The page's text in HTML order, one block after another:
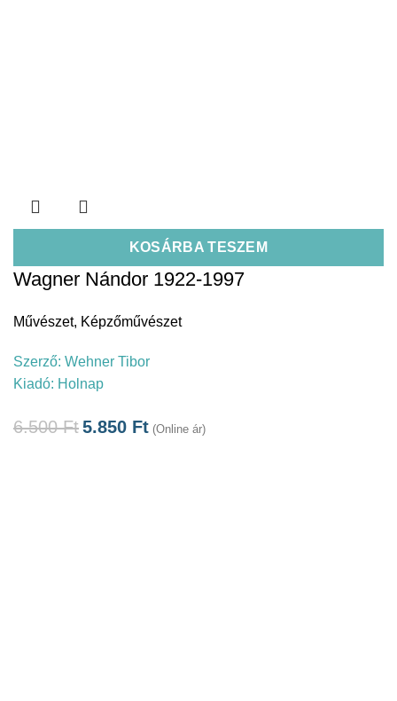
KOSÁRBA TESZEM
Wagner Nándor 1922-1997
Művészet, Képzőművészet
Szerző: Wehner Tibor
Kiadó: Holnap
6.500Ft5.850 Ft (Online ár)